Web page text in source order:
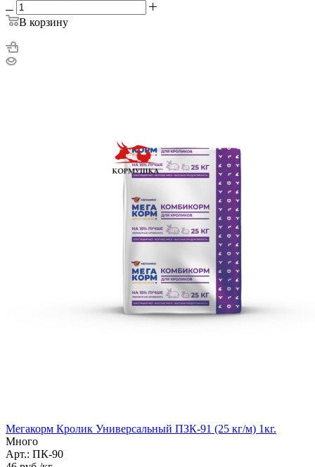
В корзину
Мегакорм Кролик Универсальный ПЗК-91 (25 кг/м) 1кг.
Много
Арт.: ПК-90